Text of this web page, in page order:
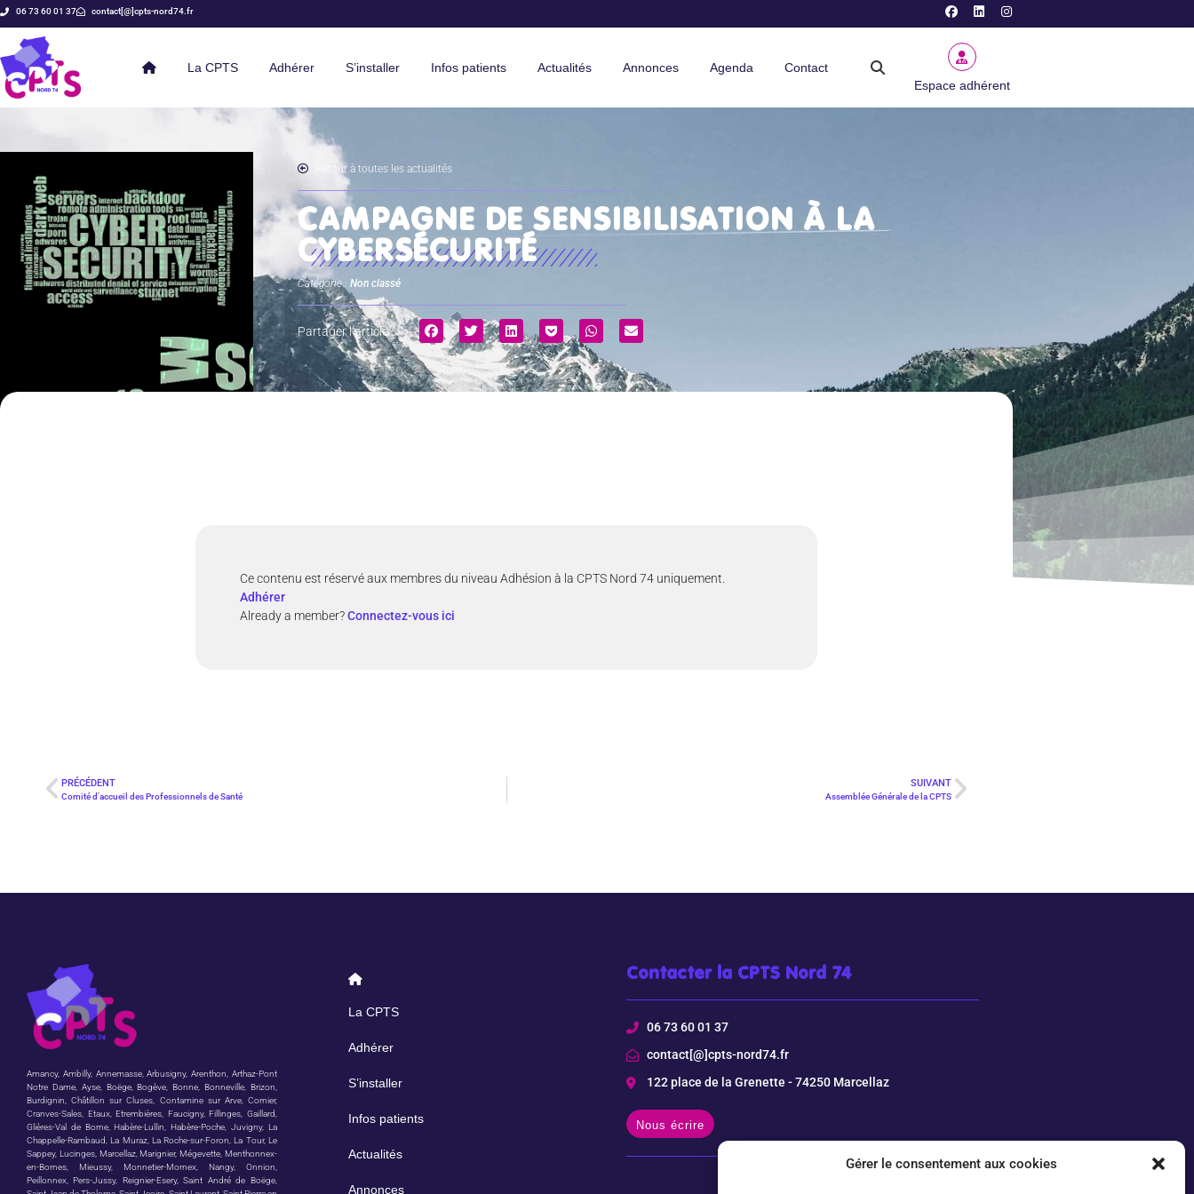
Gérer le consentement aux cookies
06 73 60 01 37 contact[@]cpts-nord74.fr
La CPTS Adhérer S’installer Infos patients Actualités Annonces Agenda
Contact
Espace adhérent
Retour à toutes les actualités
CAMPAGNE DE SENSIBILISATION À LA
CYBERSÉCURITÉ
Catégorie :Non classé
Partager l’article :
Ce contenu est réservé aux membres du niveau Adhésion à la CPTS Nord 74 uniquement.
Adhérer
Already a member?Connectez-vous ici
PRÉCÉDENT
Comité d’accueil des Professionnels de Santé
SUIVANT
Assemblée Générale de la CPTS
Amancy, Ambilly, Annemasse, Arbusigny, Arenthon, Arthaz-Pont
Notre Dame, Ayse, Boëge, Bogève, Bonne, Bonneville, Brizon,
Burdignin, Châtillon sur Cluses, Contamine sur Arve, Cornier,
Cranves-Sales, Etaux, Etrembières, Faucigny, Fillinges, Gaillard,
Glières-Val de Borne, Habère-Lullin, Habère-Poche, Juvigny, La
Chappelle-Rambaud, La Muraz, La Roche-sur-Foron, La Tour, Le
Sappey, Lucinges, Marcellaz, Marignier, Mégevette, Menthonnex-
en-Bornes, Mieussy, Monnetier-Mornex, Nangy, Onnion,
Peillonnex, Pers-Jussy, Reignier-Esery, Saint André de Boëge,
La CPTS
Adhérer
S’installer
Infos patients
Actualités
Annonces
Contacter la CPTS Nord 74
06 73 60 01 37
contact[@]cpts-nord74.fr
122 place de la Grenette - 74250 Marcellaz
Nous écrire